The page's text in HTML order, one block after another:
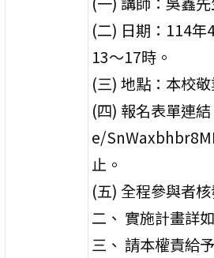
(二) 日期：114
13～17時。
(三) 地點：本校
(四) 報名表單連
e/
止。
(五) 全程參與者
二、 實施計畫詳
三、 請本權責給